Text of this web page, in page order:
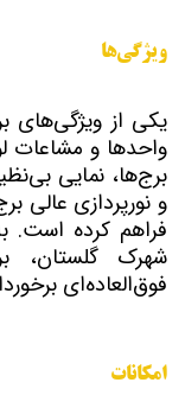
ویژگی‌ها
یکی از ویژگی‌های
واحدها و
برج‌ها، نمایی
و نورپردازی عالی
شهرک گلستان،
فوق‌العاده‌ای
امکانات